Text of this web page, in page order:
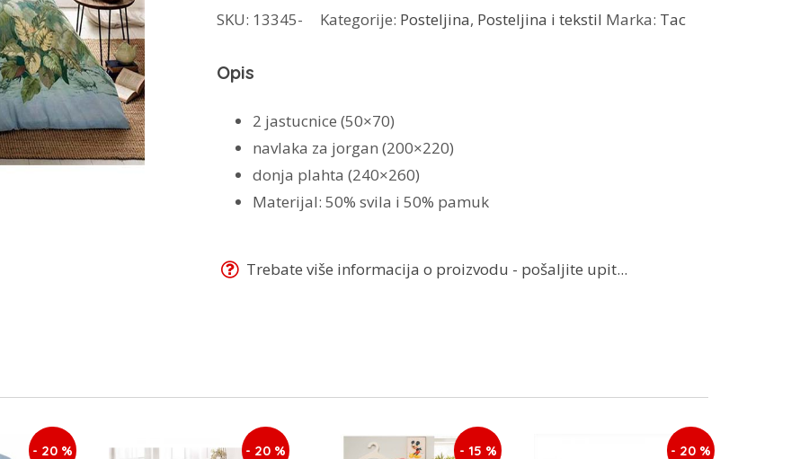
Panaroma
SKU: 13345- Kategorije: Posteljina, Posteljina i tekstil Marka: Tac
Opis
2 jastucnice (50×70)
navlaka za jorgan (200×220)
donja plahta (240×260)
Materijal: 50% svila i 50% pamuk
Trebate više informacija o proizvodu - pošaljite upit...
- 20 % - 20 % - 15 % - 20 %